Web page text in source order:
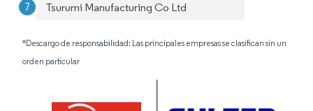
Tsurumi Manufacturing Co Ltd
*Descargo de responsabilidad: Las principales empresas se clasifican sin un
orden particular